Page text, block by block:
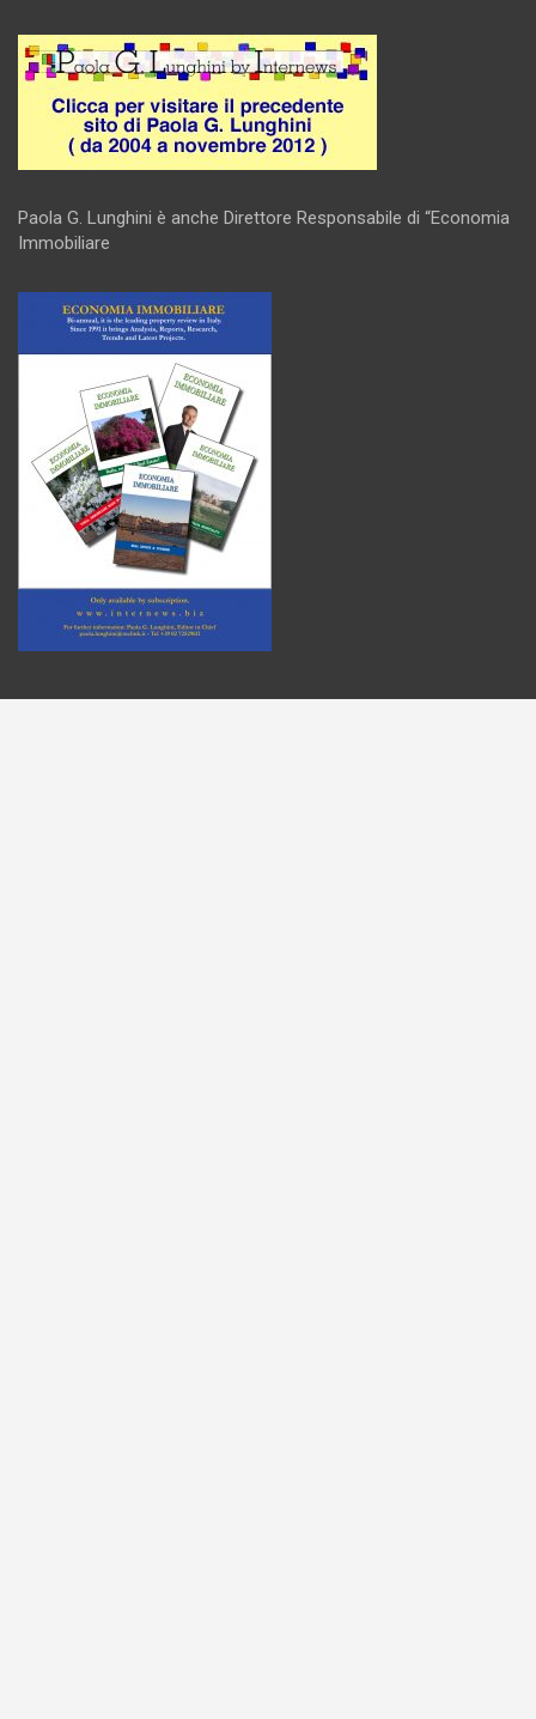
Paola G. Lunghini è anche Direttore Responsabile di “Economia
Immobiliare